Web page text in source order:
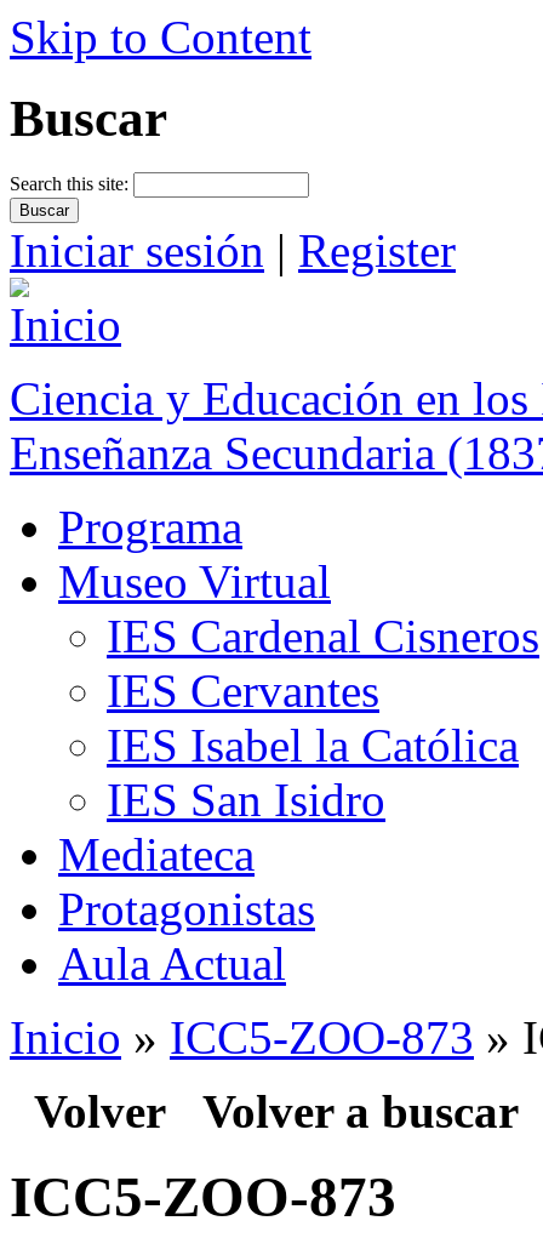
Skip to Content
Buscar
Search this site:
Iniciar sesión | Register
Ciencia y Educación en
Enseñanza Secundaria
Programa
Museo Virtual
IES Cardenal Cisneros
IES Cervantes
IES Isabel la Católica
IES San Isidro
Mediateca
Protagonistas
Aula Actual
Inicio » ICC5-ZOO-873 »
Volver Volver a buscar
ICC5-ZOO-873